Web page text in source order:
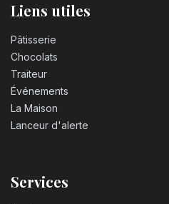
Liens utiles
Pâtisserie
Chocolats
Traiteur
Événements
La Maison
Lanceur d'alerte
Services